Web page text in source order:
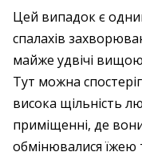
Цей випадок є
спалахів
майже удвічі
Тут можна
висока щільність
приміщенні, де
обмінювалися їжею